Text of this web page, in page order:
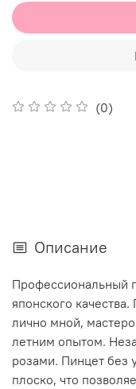
(0)
Описание
Профессиональный
японского
лично мной,
летним опытом.
розами. Пинцет без
плоско, что